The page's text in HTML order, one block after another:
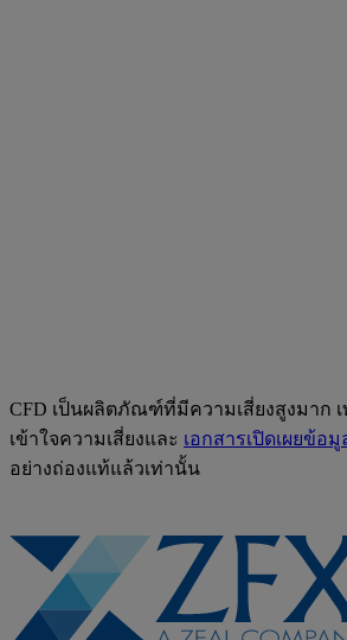
CFD เป็นผลิตภัณฑ์ที่มีความเสี่ยงสูงมาก
เข้าใจความเสี่ยงและ เอกสารเปิดเผยข้อ
อย่างถ่องแท้แล้วเท่านั้น